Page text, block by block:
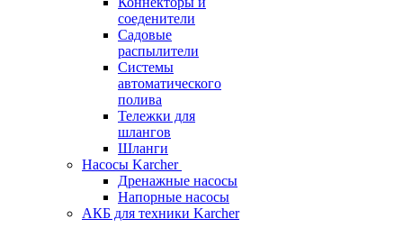
соеденители
Садовые
распылители
Системы
автоматического
полива
Тележки для
шлангов
Шланги
Насосы Karcher
Дренажные насосы
Напорные насосы
АКБ для техники Karcher